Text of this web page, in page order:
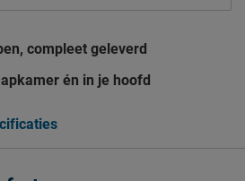
compleet geleverd
én in je hoofd